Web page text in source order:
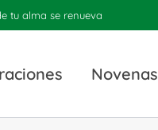
tu alma se renueva
Novenas